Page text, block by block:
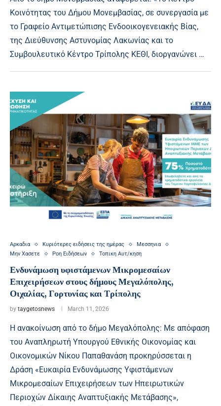
Κοινότητας του Δήμου Μονεμβασίας, σε συνεργασία με
το Γραφείο Αντιμετώπισης Ενδοοικογενειακής Βίας,
της Διεύθυνσης Αστυνομίας Λακωνίας και το
Συμβουλευτικό Κέντρο Τρίπολης ΚΕΘΙ, διοργανώνει …
Αρκαδια Κυριότερες ειδήσεις της ημέρας
Μεσσηνια
Μην Χασετε
Ροη Ειδήσεων Τοπικη Αυτ/κηση
Ενδυνάμωση υφιστάμενων Μικρομεσαίων
Επιχειρήσεων στους δήμους Μεγαλόπολης,
Οιχαλίας, Γορτυνίας και Τρίπολης
by taygetosnews March 11, 2026
Η ανακοίνωση από το δήμο Μεγαλόπολης: Με απόφαση
του Αναπληρωτή Υπουργού Εθνικής Οικονομίας και
Οικονομικών Νίκου Παπαθανάση προκηρύσσεται η
Δράση «Ευκαιρία Ενδυνάμωσης Υφιστάμενων
Μικρομεσαίων Επιχειρήσεων των Ηπειρωτικών
Περιοχών Δίκαιης Αναπτυξιακής Μετάβασης»,